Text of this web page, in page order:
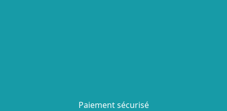
Paiement sécurisé